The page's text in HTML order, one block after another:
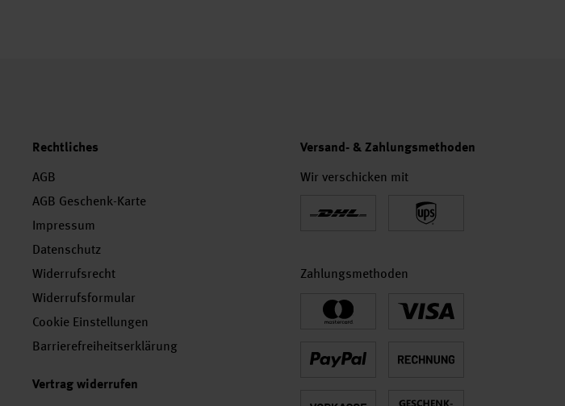
Rechtliches
AGB
AGB Geschenk-Karte
Impressum
Datenschutz
Widerrufsrecht
Widerrufsformular
Cookie Einstellungen
Barrierefreiheitserklärung
Vertrag widerrufen
Versand- & Zahlungsmethoden
Wir verschicken mit
Zahlungsmethoden